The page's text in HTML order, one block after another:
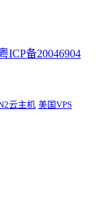
ICP备20046904
云主机 美国VPS